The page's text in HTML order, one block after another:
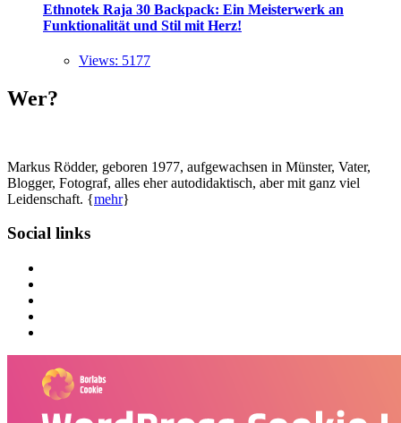
Ethnotek Raja 30 Backpack: Ein Meisterwerk an
Funktionalität und Stil mit Herz!
Views: 5177
Wer?
Markus Rödder, geboren 1977, aufgewachsen in Münster, Vater,
Blogger, Fotograf, alles eher autodidaktisch, aber mit ganz viel
Leidenschaft. {mehr}
Social links